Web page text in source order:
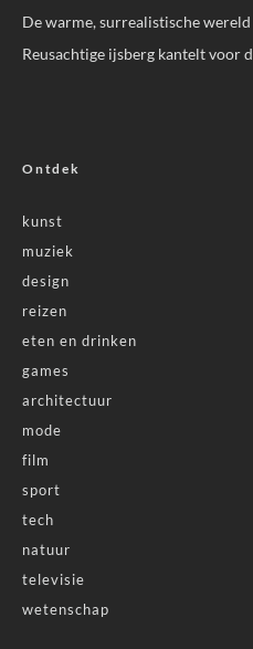
De warme, surrealistische
Reusachtige ijsberg kantelt voor
Ontdek
kunst
muziek
design
reizen
eten en drinken
games
architectuur
mode
film
sport
tech
natuur
televisie
wetenschap